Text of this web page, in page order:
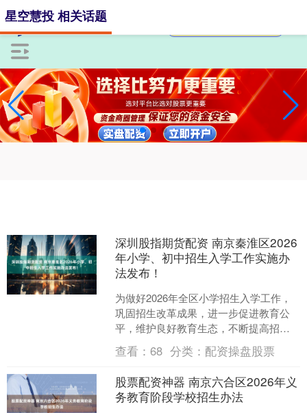
星空慧投 相关话题
深圳股指期货配资 南京秦淮区2026
年小学、初中招生入学工作实施办
法发布！
为做好2026年全区小学招生入学工作，
巩固招生改革成果，进一步促进教育公
平，维护良好教育生态，不断提高招生
入学工作的规范化、科学化、制度化水
平，贯彻落实南京市《....
查看：68 分类： 配资操盘股票
股票配资神器 南京六合区2026年义
务教育阶段学校招生办法